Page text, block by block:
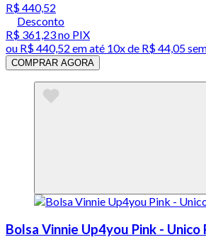
R$ 440,52
Desconto
R$ 361,23no PIX
ou R$ 440,52 em até 10x de R$ 44,05
COMPRAR AGORA
Bolsa Vinnie Up4you Pink - Unico